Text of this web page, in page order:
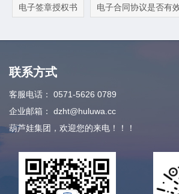
电子签章授权书 电子合同协议是否有
联系方式
客服电话：
0571-5626 0789
企业邮箱：
dzht@huluwa.cc
葫芦娃集团，欢迎您的来电！！！